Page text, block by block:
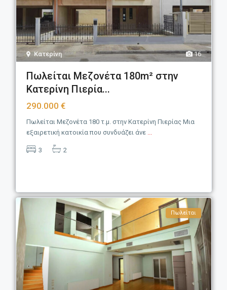
16
Κατερίνη
Πωλείται Μεζονέτα 180m² στην
Κατερίνη Πιερία...
290.000 €
Πωλείται Μεζονέτα 180 τ.μ. στην Κατερίνη Πιερίας Μια
εξαιρετική κατοικία που συνδυάζει άνε ...
3 2
Πωλείται